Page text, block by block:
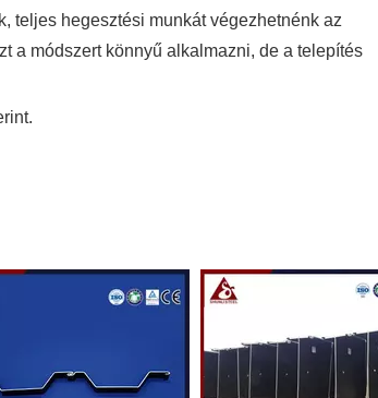
teljes hegesztési munkát végezhetnénk az
a módszert könnyű alkalmazni, de a telepítés